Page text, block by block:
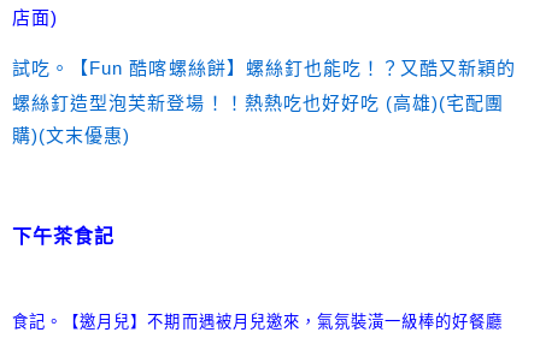
店面)
試吃。【Fun 酷喀螺絲餅】螺絲釘也能吃！？又酷又新穎的
螺絲釘造型泡芙新登場！！熱熱吃也好好吃 (高雄)(宅配團
購)(文末優惠)
下午茶食記
食記。【邀月兒】不期而遇被月兒邀來，氣氛裝潢一級棒的好餐廳